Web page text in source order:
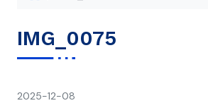
IMG_0075
2025-12-08